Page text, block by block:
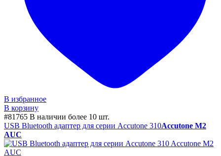
В избранное
В корзину
#81765 В наличии более 10 шт.
USB Bluetooth адаптер для серии Accutone 310Accutone M2
AUC